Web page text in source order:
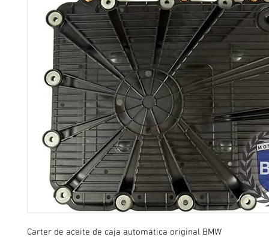
Carter de aceite de caja automática original BMW